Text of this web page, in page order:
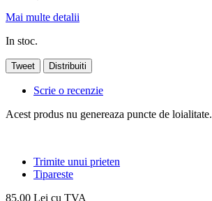
Mai multe detalii
In stoc.
Tweet Distribuiti
Scrie o recenzie
Acest produs nu genereaza puncte de loialitate.
Trimite unui prieten
Tipareste
85,00 Lei cu TVA